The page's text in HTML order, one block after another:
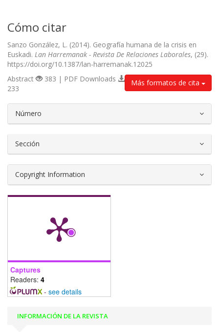
Cómo citar
Sanzo González, L. (2014). Geografía humana de la crisis en
Euskadi. Lan Harremanak - Revista De Relaciones Laborales, (29).
https://doi.org/10.1387/lan-harremanak.12025
Más formatos de cita
Abstract
383 | PDF Downloads
233
Número
Sección
Copyright Information
Captures
Readers: 4
- see details
INFORMACIÓN DE LA REVISTA